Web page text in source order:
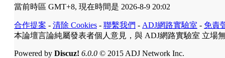
當前時區 GMT+8, 現在時間是 2026-8-9 20:02
合作提案 - 清除 Cookies - 聯繫我們 - ADJ網路實驗室 - 免責
本論壇言論純屬發表者個人意見，與 ADJ網路實驗室 立場
Powered by Discuz! 6.0.0 © 2015 ADJ Network Inc.